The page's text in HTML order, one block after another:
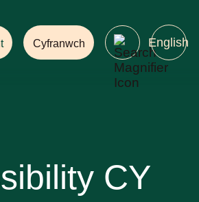
CY
Cyfranwch English